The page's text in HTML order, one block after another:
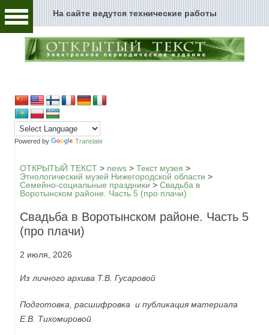
На сайте ведутся технические работы
Powered by Translate
ОТКРЫТЫЙ ТЕКСТ > news > Текст музея >
Этнологический музей Нижегородской области >
Семейно-социальные праздники > Свадьба в
Воротынском районе. Часть 5 (про плачи)
Свадьба в Воротынском районе. Часть 5
(про плачи)
2 июля, 2026
Из личного архива Т.В. Гусаровой
Подготовка, расшифровка и публикация материала
Е.В. Тихомировой
Человек и текст
Текст пространства
Текст истории
Текст музыки
Текст музея
Глоссарий
Редакция